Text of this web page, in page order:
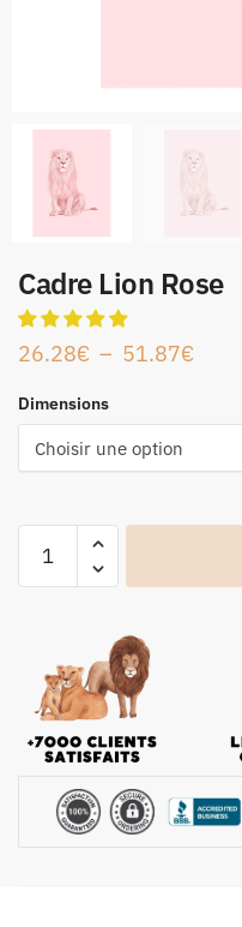
Cadre Lion Rose
26.28€ – 51.87€
Dimensions